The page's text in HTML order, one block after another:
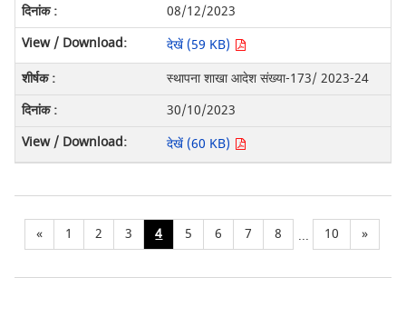
08/12/2023
देखें (59 KB)
स्थापना शाखा आदेश संख्या-173/ 2023-24
30/10/2023
देखें (60 KB)
« 1 2 3 4 5 6 7 8 ... 10 »